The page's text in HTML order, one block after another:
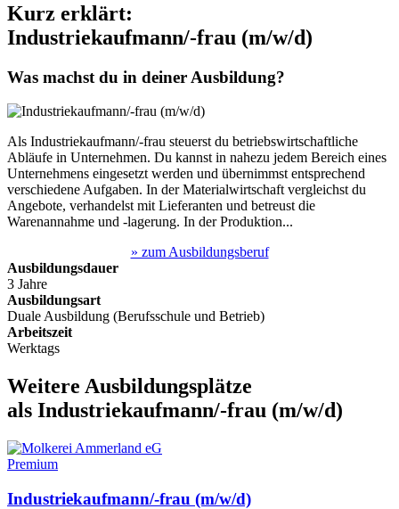
Kurz erklärt:
Industriekaufmann/-frau (m/w/d)
Was machst du in deiner Ausbildung?
Als Industriekaufmann/-frau steuerst du betriebswirtschaftliche
Abläufe in Unternehmen. Du kannst in nahezu jedem Bereich eines
Unternehmens eingesetzt werden und übernimmst entsprechend
verschiedene Aufgaben. In der Materialwirtschaft vergleichst du
Angebote, verhandelst mit Lieferanten und betreust die
Warenannahme und -lagerung. In der Produktion...
» zum Ausbildungsberuf
Ausbildungsdauer
3 Jahre
Ausbildungsart
Duale Ausbildung (Berufsschule und Betrieb)
Arbeitszeit
Werktags
Weitere Ausbildungsplätze
als Industriekaufmann/-frau (m/w/d)
Premium
Industriekaufmann/-frau (m/w/d)